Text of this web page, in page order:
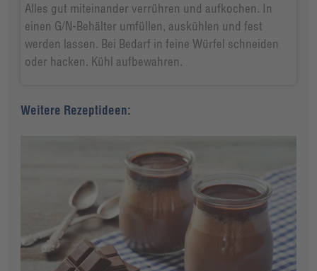
Alles gut miteinander verrühren und aufkochen. In
einen G/N-Behälter umfüllen, auskühlen und fest
werden lassen. Bei Bedarf in feine Würfel schneiden
oder hacken. Kühl aufbewahren.
Weitere Rezeptideen: